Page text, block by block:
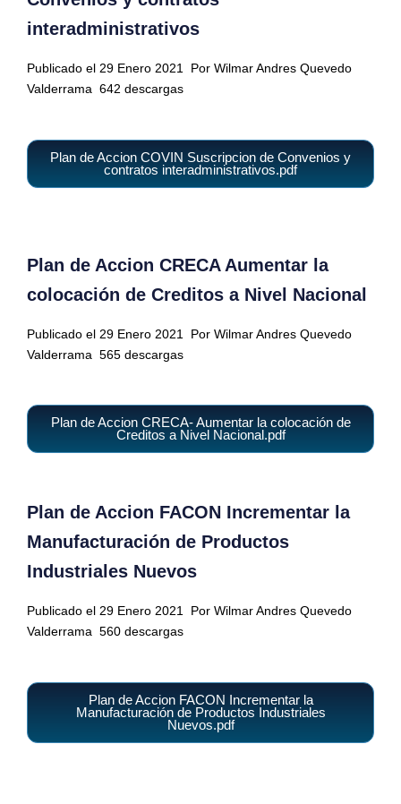
interadministrativos
Publicado el 29 Enero 2021
Por Wilmar Andres Quevedo
Valderrama 642 descargas
Plan de Accion COVIN Suscripcion de Convenios y
contratos interadministrativos.pdf
Plan de Accion CRECA Aumentar la
colocación de Creditos a Nivel Nacional
Publicado el 29 Enero 2021
Por Wilmar Andres Quevedo
Valderrama 565 descargas
Plan de Accion CRECA- Aumentar la colocación de
Creditos a Nivel Nacional.pdf
Plan de Accion FACON Incrementar la
Manufacturación de Productos
Industriales Nuevos
Publicado el 29 Enero 2021
Por Wilmar Andres Quevedo
Valderrama 560 descargas
Plan de Accion FACON Incrementar la
Manufacturación de Productos Industriales
Nuevos.pdf